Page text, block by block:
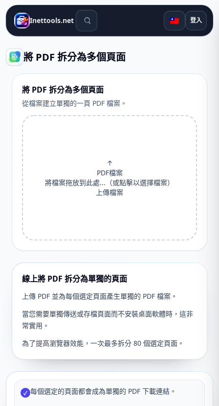
Inettools.net 搜尋工具 🇹🇼 登入
將 PDF 拆分為多個頁面
將 PDF 拆分為多個頁面
從檔案建立單獨的一頁 PDF 檔案。
↑
PDF檔案
將檔案拖放到此處...（或點擊以選擇檔案）
上傳檔案
線上將 PDF 拆分為單獨的頁面
上傳 PDF 並為每個選定頁面產生單獨的 PDF 檔案。
當您需要單獨傳送或存檔頁面而不安裝桌面軟體時，這非
常實用。
為了提高瀏覽器效能，一次最多拆分 80 個選定頁面。
✓ 每個選定的頁面都會成為單獨的 PDF 下載連結。